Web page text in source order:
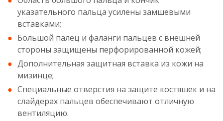
указательного пальца усилены замшевыми
вставками;
Большой палец и фаланги пальцев с внешней
стороны защищены перфорированной кожей;
Дополнительная защитная вставка из кожи на
мизинце;
Специальные отверстия на защите костяшек и на
слайдерах пальцев обеспечивают отличную
вентиляцию.